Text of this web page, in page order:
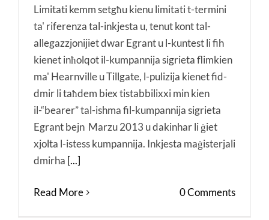
Limitati kemm setgħu kienu limitati t-termini
ta' riferenza tal-inkjesta u, tenut kont tal-
allegazzjonijiet dwar Egrant u l-kuntest li fih
kienet inħolqot il-kumpannija sigrieta flimkien
ma' Hearnville u Tillgate, l-pulizija kienet fid-
dmir li taħdem biex tistabbilixxi min kien
il-“bearer” tal-ishma fil-kumpannija sigrieta
Egrant bejn Marzu 2013 u dakinhar li ġiet
xjolta l-istess kumpannija. Inkjesta maġisterjali
dmirha [...]
Read More 0 Comments